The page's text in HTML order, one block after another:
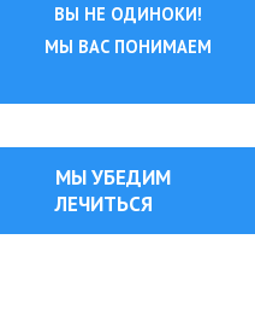
ВЫ НЕ ОДИНОКИ!
МЫ ВАС ПОНИМАЕМ
МЫ УБЕДИМ
ЛЕЧИТЬСЯ